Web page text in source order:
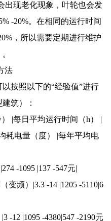
出现老化现象，叶轮也会发
-20%。在相同的运行时间
，所以需要定期进行维护
法
按照以下的“经验值”进行
筑）：
|每日平均运行时间（h） |
耗电量（度） |每年平均电
-1095 |137 -547元|
变频）|3.3 -14 |1205 -5110|6
-12 |1095 -4380|547 -2190元